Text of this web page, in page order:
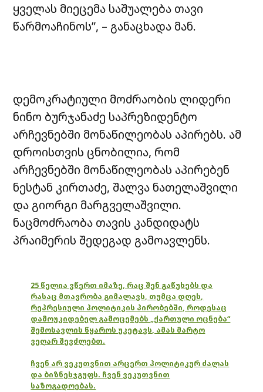
ყველას მიეცემა საშუალება თავი
წარმოაჩინოს”, – განაცხადა მან.
დემოკრატიული მოძრაობის ლიდერი
ნინო ბურჯანაძე საპრეზიდენტო
არჩევნებში მონაწილეობას აპირებს. ამ
დროისთვის ცნობილია, რომ
არჩევნებში მონაწილეობას აპირებენ
ნესტან კირთაძე, შალვა ნათელაშვილი
და გიორგი მარგველაშვილი.
ნაცმოძრაობა თავის კანდიდატს
პრაიმერის შედეგად გამოავლენს.
25 წელია ვწერთ იმაზე, რაც შენ გაწუხებს და
რასაც მთავრობა გიმალავს, თუმცა დღეს,
რეპრესიული პოლიტიკის პირობებში, როდესაც
დამოუკიდებელ გამოცემებს „ქართული ოცნება“
შემოსავლის წყაროს უკეტავს, ამას მარტო
ვეღარ შევძლებთ.
ჩვენ არ ვეკუთვნით არცერთ პოლიტიკურ ძალას
და ბიზნესჯგუფს. ჩვენ ვეკუთვნით
საზოგადოებას.